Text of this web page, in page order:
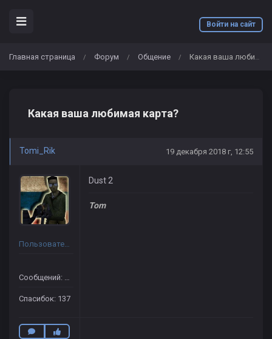
Войти на сайт
Главная страница / Форум / Общение / Какая ваша любимая карта?
Какая ваша любимая карта?
Tomi_Rik 19 декабря 2018 г, 12:55
Пользователь
Сообщений: 139
Спасибок: 137
Dust 2
Tom